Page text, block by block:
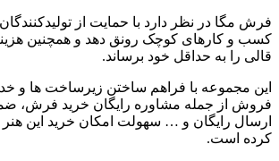
فرش مگا در نظر دارد با حمایت از
کسب و کارهای کوچک رونق دهد و همچنین
قالی را به حداقل خود برساند.
این مجموعه با فراهم ساختن زیرساخت ها و
فروش از جمله مشاوره رایگان خرید فرش،
ارسال رایگان و … سهولت امکان خرید این هنر
کرده است.